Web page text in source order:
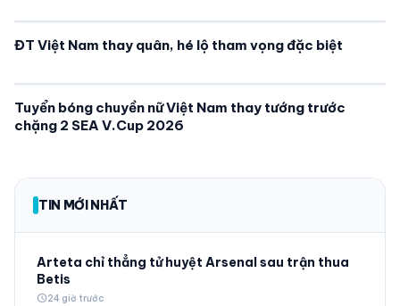
ĐT Việt Nam thay quân, hé lộ tham vọng đặc biệt
Tuyển bóng chuyền nữ Việt Nam thay tướng trước
chặng 2 SEA V.Cup 2026
TIN MỚI NHẤT
Arteta chỉ thẳng tử huyệt Arsenal sau trận thua
Betis
schedule24 giờ trước